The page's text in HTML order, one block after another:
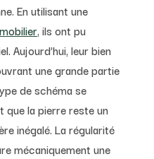
En utilisant une
, ils ont pu
Aujourd’hui, leur bien
une grande partie
de schéma se
que la pierre reste un
inégalé. La régularité
mécaniquement une